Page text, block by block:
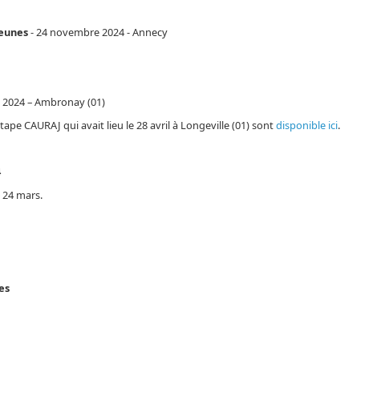
- 24 novembre 2024 - Annecy
– Ambronay (01)
CAURAJ qui avait lieu le 28 avril à Longeville (01) sontdisponible ici.
mars.